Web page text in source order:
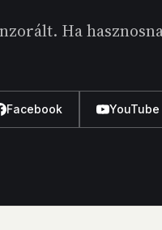
Ha
Facebook YouTube